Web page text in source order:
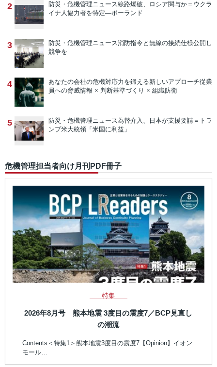
2 防災・危機管理ニュース線路爆破、ロシア関与か＝ウクラ
イナ人協力者を特定―ポーランド
3 防災・危機管理ニュース消防指令と無線の接続仕様公開し
競争を
4 あなたの会社の危機対応力を鍛える新しいアプローチ従業
員への脅威情報 × 判断基準づくり × 組織防衛
5 防災・危機管理ニュース為替介入、日本が支援要請＝トラ
ンプ米大統領「米国に利益」
危機管理担当者向け月刊PDF冊子
特集
2026年8月号 熊本地震 3度目の震度7／BCP見直し
の潮流
Contents＜特集1＞熊本地震3度目の震度7【Opinion】イオン
モール…